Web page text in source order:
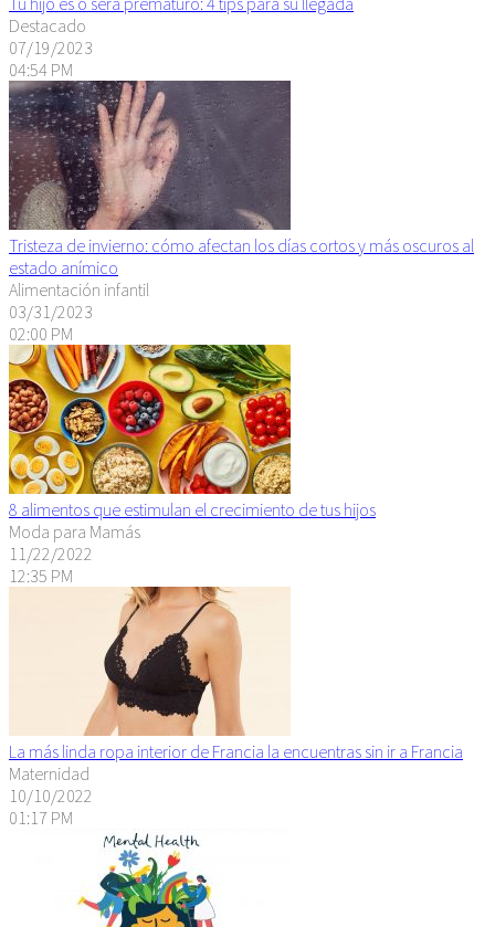
Destacado
07/19/2023
04:54 PM
Tristeza de invierno: cómo afectan los días cortos y más oscuros al
estado anímico
Alimentación infantil
03/31/2023
02:00 PM
8 alimentos que estimulan el crecimiento de tus hijos
Moda para Mamás
11/22/2022
12:35 PM
La más linda ropa interior de Francia la encuentras sin ir a Francia
Maternidad
10/10/2022
01:17 PM